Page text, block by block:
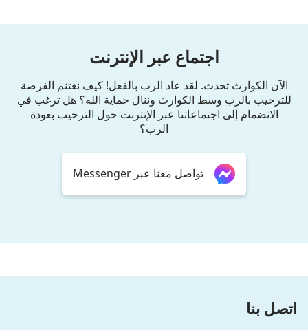
اجتماع عبر الإنترنت
الآن الكوارث تحدث. لقد عاد الرب بالفعل! كيف نغتنم الفرصة
للترحيب بالرب وسط الكوارث وننال حماية الله؟ هل ترغب في
الانضمام إلى اجتماعاتنا عبر الإنترنت حول الترحيب بعودة
الرب؟
تواصل معنا عبر Messenger
اتصل بنا